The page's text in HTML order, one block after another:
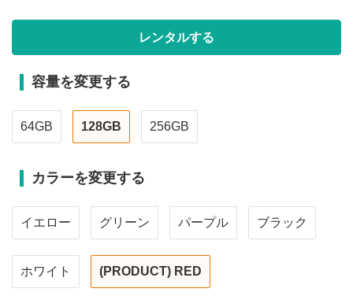
容量を変更する
64GB 128GB 256GB
カラーを変更する
イエロー グリーン パープル ブラック
ホワイト (PRODUCT) RED